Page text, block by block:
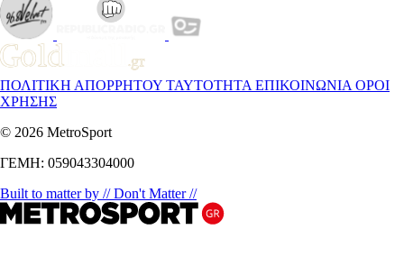
ΠΟΛΙΤΙΚΗ ΑΠΟΡΡΗΤΟΥ ΤΑΥΤΟΤΗΤΑ ΕΠΙΚΟΙΝΩΝΙΑ ΟΡΟΙ
ΧΡΗΣΗΣ
© 2026 MetroSport
ΓΕΜΗ: 059043304000
Built to matter by // Don't Matter //